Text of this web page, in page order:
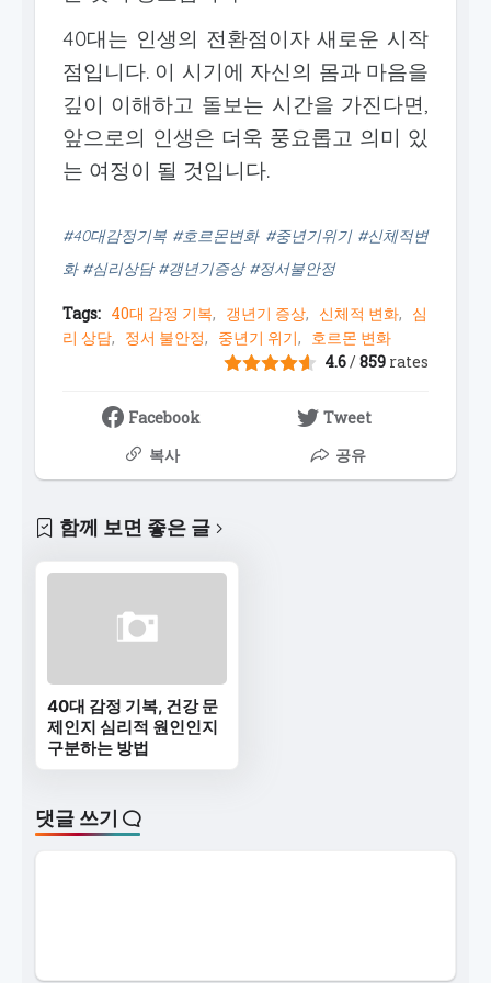
40대는 인생의 전환점이자 새로운 시작
점입니다. 이 시기에 자신의 몸과 마음을
깊이 이해하고 돌보는 시간을 가진다면,
앞으로의 인생은 더욱 풍요롭고 의미 있
는 여정이 될 것입니다.
#40대감정기복 #호르몬변화 #중년기위기 #신체적변
화 #심리상담 #갱년기증상 #정서불안정
Tags: 40대 감정 기복 갱년기 증상 신체적 변화
심
리 상담
정서 불안정 중년기 위기
호르몬 변화
4.6/859 rates
Facebook
Tweet
복사
공유
함께 보면 좋은 글
40대 감정 기복, 건강 문
제인지 심리적 원인인지
구분하는 방법
댓글 쓰기